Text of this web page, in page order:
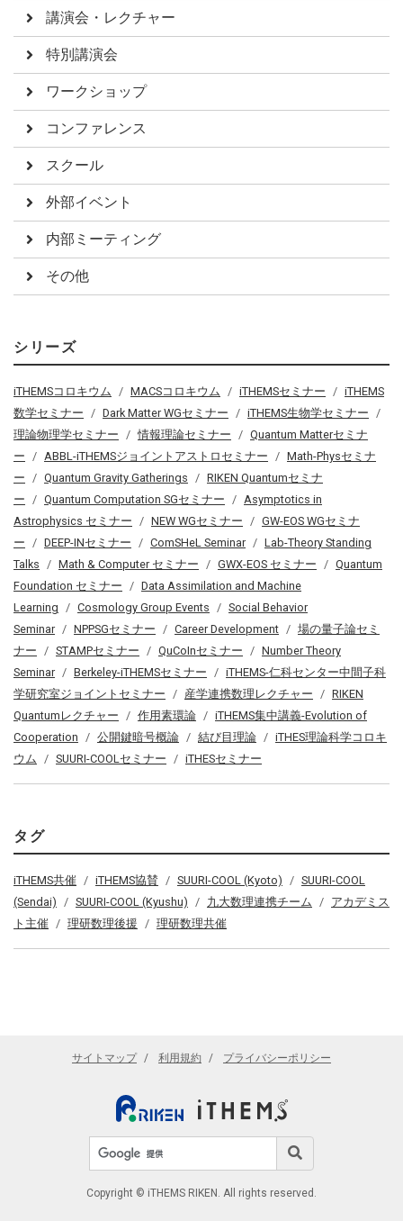
講演会・レクチャー
特別講演会
ワークショップ
コンファレンス
スクール
外部イベント
内部ミーティング
その他
シリーズ
iTHEMSコロキウム MACSコロキウム iTHEMSセミナー
iTHEMS
数学セミナー
Dark Matter WGセミナー
iTHEMS生物学セミナー
理論物理学セミナー
情報理論セミナー
Quantum Matterセミナ
ー
ABBL-iTHEMSジョイントアストロセミナー
Math-Physセミナ
ー
Quantum Gravity Gatherings
RIKEN Quantumセミナ
ー
Quantum Computation SGセミナー
Asymptotics in
Astrophysics セミナー
NEW WGセミナー
GW-EOS WGセミナ
ー
DEEP-INセミナー ComSHeL Seminar
Lab-Theory Standing
Talks
Math & Computer セミナー GWX-EOS セミナー
Quantum
Foundation セミナー
Data Assimilation and Machine
Learning
Cosmology Group Events
Social Behavior
Seminar
NPPSGセミナー Career Development
場の量子論セミ
ナー
STAMPセミナー QuCoInセミナー
Number Theory
Seminar
Berkeley-iTHEMSセミナー
iTHEMS-仁科センター中間子科
学研究室ジョイントセミナー
産学連携数理レクチャー
RIKEN
Quantumレクチャー
作用素環論
iTHEMS集中講義-Evolution of
Cooperation
公開鍵暗号概論 結び目理論
iTHES理論科学コロキ
ウム
SUURI-COOLセミナー iTHESセミナー
タグ
iTHEMS共催 iTHEMS協賛 SUURI-COOL (Kyoto)
SUURI-COOL
(Sendai)
SUURI-COOL (Kyushu) 九大数理連携チーム
アカデミス
ト主催
理研数理後援 理研数理共催
サイトマップ 利用規約 プライバシーポリシー
Copyright © iTHEMS RIKEN. All rights reserved.